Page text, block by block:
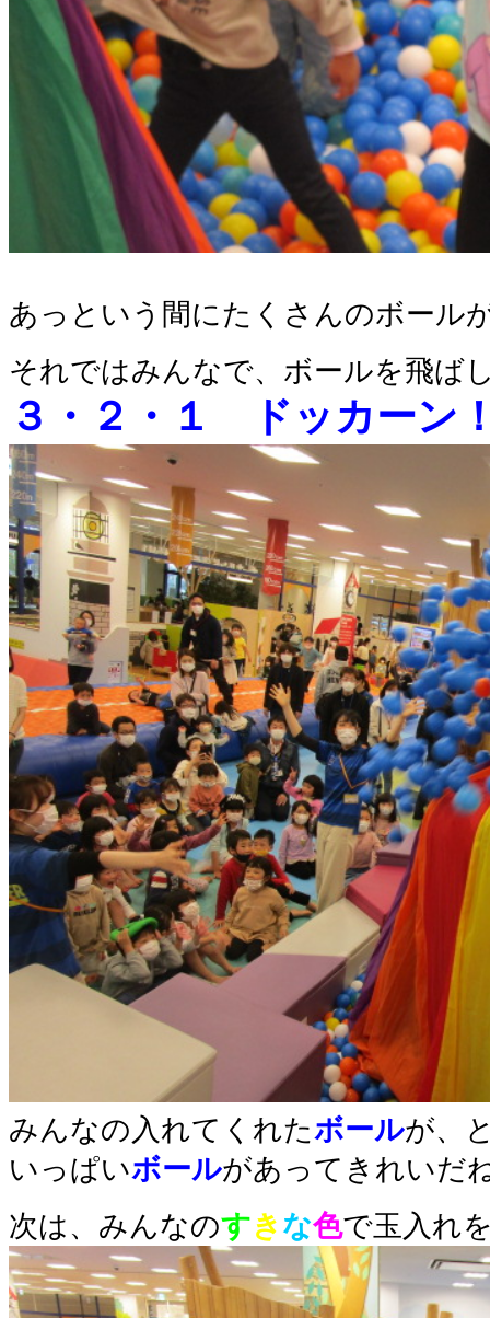
あっという間にたくさんのボール
それではみんなで、ボールを飛ば
３・２・１ ドッカーン
みんなの入れてくれたボールが、
いっぱいボールがあってきれいだ
次は、みんなのすき な色で玉入れ